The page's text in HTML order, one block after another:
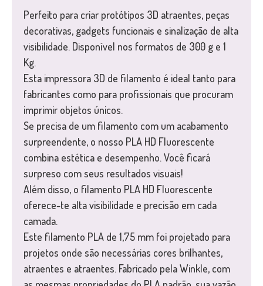
Perfeito para criar protótipos 3D atraentes, peças
decorativas, gadgets funcionais e sinalização de alta
visibilidade. Disponível nos formatos de 300 g e 1
Kg.
Esta impressora 3D de filamento é ideal tanto para
fabricantes como para profissionais que procuram
imprimir objetos únicos.
Se precisa de um filamento com um acabamento
surpreendente, o nosso PLA HD Fluorescente
combina estética e desempenho. Você ficará
surpreso com seus resultados visuais!
Além disso, o filamento PLA HD Fluorescente
oferece-te alta visibilidade e precisão em cada
camada.
Este filamento PLA de 1,75 mm foi projetado para
projetos onde são necessárias cores brilhantes,
atraentes e atraentes. Fabricado pela Winkle, com